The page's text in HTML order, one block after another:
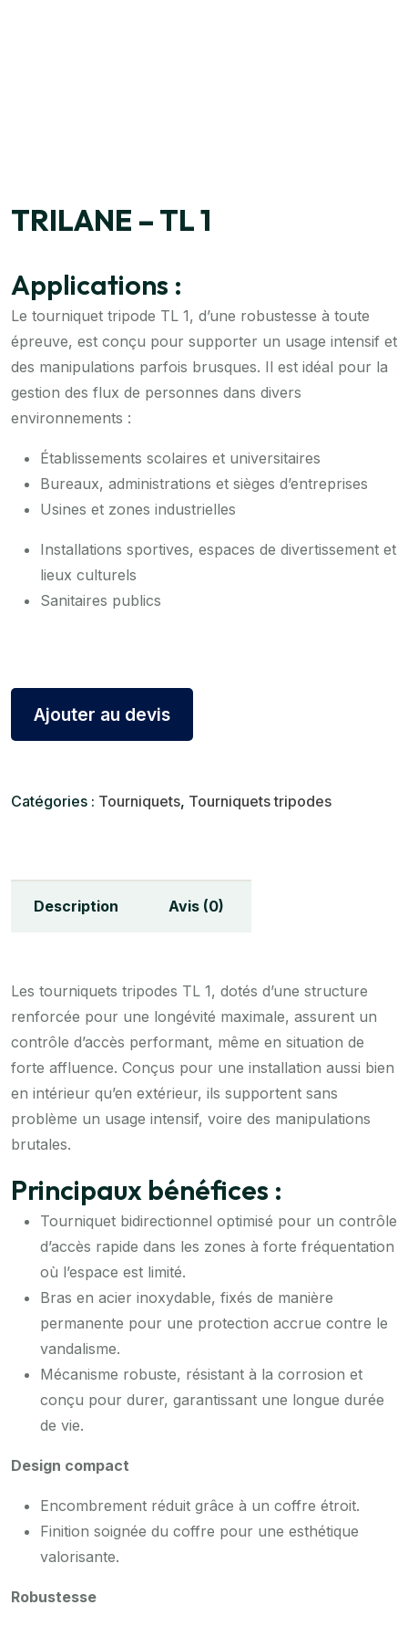
TRILANE – TL 1
Applications :
Le tourniquet tripode TL 1, d’une robustesse à toute
épreuve, est conçu pour supporter un usage intensif et
des manipulations parfois brusques. Il est idéal pour la
gestion des flux de personnes dans divers
environnements :
Établissements scolaires et universitaires
Bureaux, administrations et sièges d’entreprises
Usines et zones industrielles
Installations sportives, espaces de divertissement et
lieux culturels
Sanitaires publics
Ajouter au devis
Catégories : Tourniquets, Tourniquets tripodes
Description Avis (0)
Les tourniquets tripodes TL 1, dotés d’une structure
renforcée pour une longévité maximale, assurent un
contrôle d’accès performant, même en situation de
forte affluence. Conçus pour une installation aussi bien
en intérieur qu’en extérieur, ils supportent sans
problème un usage intensif, voire des manipulations
brutales.
Principaux bénéfices :
Tourniquet bidirectionnel optimisé pour un contrôle
d’accès rapide dans les zones à forte fréquentation
où l’espace est limité.
Bras en acier inoxydable, fixés de manière
permanente pour une protection accrue contre le
vandalisme.
Mécanisme robuste, résistant à la corrosion et
conçu pour durer, garantissant une longue durée
de vie.
Design compact
Encombrement réduit grâce à un coffre étroit.
Finition soignée du coffre pour une esthétique
valorisante.
Robustesse